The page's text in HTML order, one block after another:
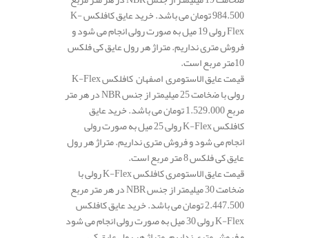
984.500 تومان می باشد. خرید عایق کافلکس K-
Flex رولی 19 میل به صورت رولی انجام می شود و
فروش متری نداریم. متراژ هر رول عایق کی فلکس
10متر مربع است.
قیمت عایق الاستومری اصفهان کافلکس K-Flex
رولی با ضخامت 25 میلیمتر از جنس NBR در هر متر
مربع 1.529.000 تومان می باشد. خرید عایق
کافلکس K-Flex رولی 25 میل به صورت رولی
انجام می شود و فروش متری نداریم. متراژ هر رول
عایق کی فلکس 8 متر مربع است.
قیمت عایق الاستومری کافلکس K-Flex رولی با
ضخامت 30 میلیمتر از جنس NBR در هر متر مربع
2.447.500 تومان می باشد. خرید عایق کافلکس
K-Flex رولی 30 میل به صورت رولی انجام می شود